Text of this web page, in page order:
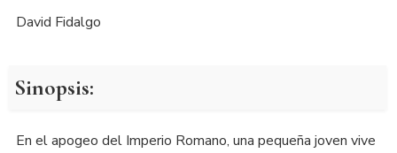
David Fidalgo
Sinopsis:
En el apogeo del Imperio Romano, una pequeña joven vive